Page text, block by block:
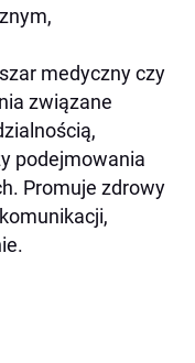
medyczny czy
związane
podejmowania
Promuje zdrowy